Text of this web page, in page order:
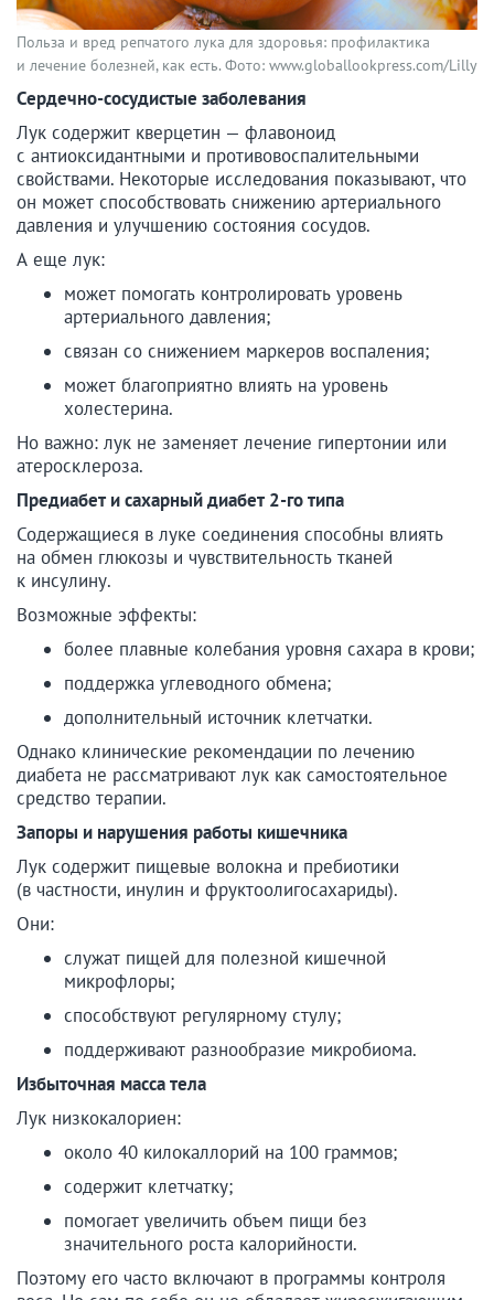
Польза и вред репчатого лука для здоровья: профилактика
и лечение болезней, как есть. Фото: www.globallookpress.com/Lilly
Сердечно-сосудистые заболевания
Лук содержит кверцетин — флавоноид
с антиоксидантными и противовоспалительными
свойствами. Некоторые исследования показывают, что
он может способствовать снижению артериального
давления и улучшению состояния сосудов.
А еще лук:
может помогать контролировать уровень
артериального давления;
связан со снижением маркеров воспаления;
может благоприятно влиять на уровень
холестерина.
Но важно: лук не заменяет лечение гипертонии или
атеросклероза.
Предиабет и сахарный диабет 2-го типа
Содержащиеся в луке соединения способны влиять
на обмен глюкозы и чувствительность тканей
к инсулину.
Возможные эффекты:
более плавные колебания уровня сахара в крови;
поддержка углеводного обмена;
дополнительный источник клетчатки.
Однако клинические рекомендации по лечению
диабета не рассматривают лук как самостоятельное
средство терапии.
Запоры и нарушения работы кишечника
Лук содержит пищевые волокна и пребиотики
(в частности, инулин и фруктоолигосахариды).
Они:
служат пищей для полезной кишечной
микрофлоры;
способствуют регулярному стулу;
поддерживают разнообразие микробиома.
Избыточная масса тела
Лук низкокалориен:
около 40 килокаллорий на 100 граммов;
содержит клетчатку;
помогает увеличить объем пищи без
значительного роста калорийности.
Поэтому его часто включают в программы контроля